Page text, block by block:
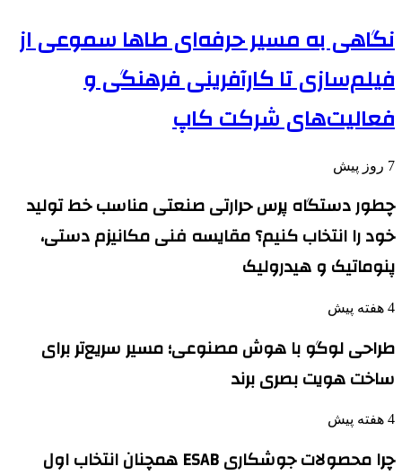
نگاهی به مسیر حرفه‌ای طاها سموعی از
فیلم‌سازی تا کارآفرینی فرهنگی و
فعالیت‌های شرکت کاپ
7 روز پیش
چطور دستگاه پرس حرارتی صنعتی مناسب خط تولید
خود را انتخاب کنیم؟ مقایسه فنی مکانیزم دستی،
پنوماتیک و هیدرولیک
4 هفته پیش
طراحی لوگو با هوش مصنوعی؛ مسیر سریع‌تر برای
ساخت هویت بصری برند
4 هفته پیش
چرا محصولات جوشکاری ESAB همچنان انتخاب اول